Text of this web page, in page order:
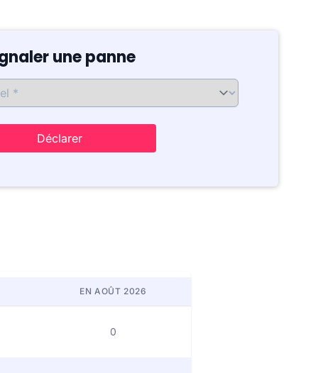
une panne
Déclarer
EN AOÛT 2026
0